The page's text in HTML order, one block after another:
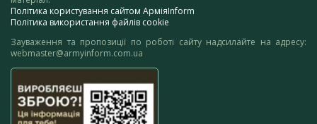
Політика користування сайтом АрміяInform
Політика використання файлів cookie
Зауваження та пропозиції по роботі сайту надсилайте на адресу:
webmaster@armyinform.com.ua